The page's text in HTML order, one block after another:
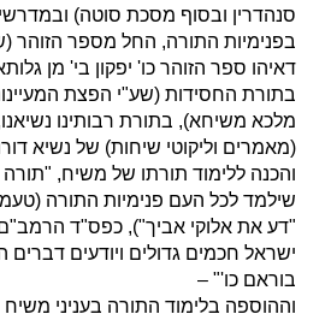
סנהדרין ובסוף מסכת סוטה)
בפנימיות התורה, החל מספר הזוהר
דאיהו ספר הזוהר כו' יפקון בי' מן
בתורת החסידות (שע"י הפצת
מלכא משיחא), בתורת רבותינו
(מאמרים וליקוטי שיחות) של נשיא
והכנה ללימוד תורתו של משיח,
שילמד לכל העם פנימיות התורה
"דע את אלוקי אביך"), כפס"ד הרמב"ם
ישראל חכמים גדולים ויודעים דברים
בוראם כו'" –
וההוספה בלימוד התורה בעניני משיח